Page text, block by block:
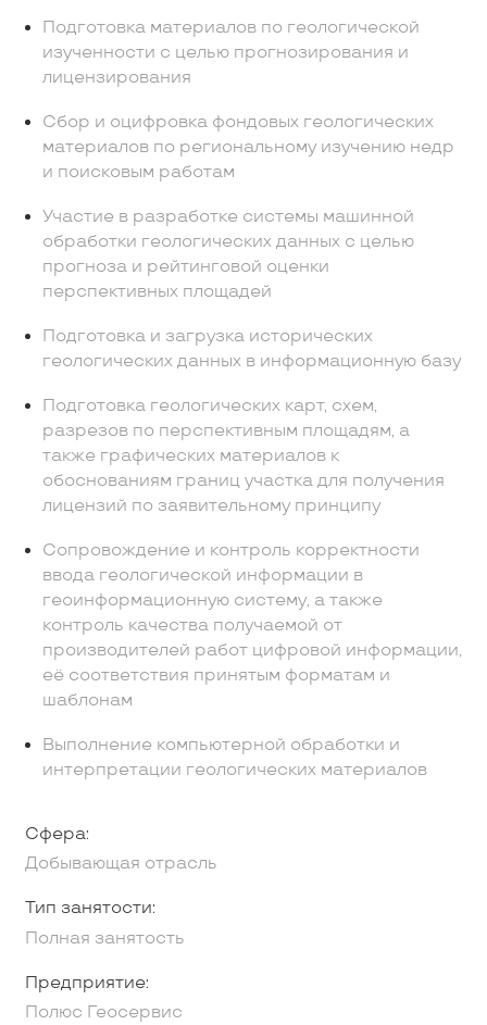
Подготовка материалов по геологической
изученности с целью прогнозирования и
лицензирования
Сбор и оцифровка фондовых геологических
материалов по региональному изучению недр
и поисковым работам
Участие в разработке системы машинной
обработки геологических данных с целью
прогноза и рейтинговой оценки
перспективных площадей
Подготовка и загрузка исторических
геологических данных в информационную базу
Подготовка геологических карт, схем,
разрезов по перспективным площадям, а
также графических материалов к
обоснованиям границ участка для получения
лицензий по заявительному принципу
Сопровождение и контроль корректности
ввода геологической информации в
геоинформационную систему, а также
контроль качества получаемой от
производителей работ цифровой информации,
её соответствия принятым форматам и
шаблонам
Выполнение компьютерной обработки и
интерпретации геологических материалов
Сфера:
Добывающая отрасль
Тип занятости:
Полная занятость
Предприятие:
Полюс Геосервис